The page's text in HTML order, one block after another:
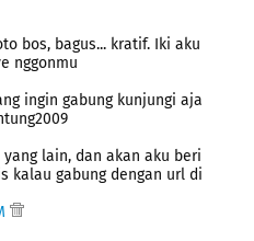
bos, bagus... kratif. Iki aku
nggonmu
ingin gabung kunjungi aja
lain, dan akan aku beri
kalau gabung dengan url di